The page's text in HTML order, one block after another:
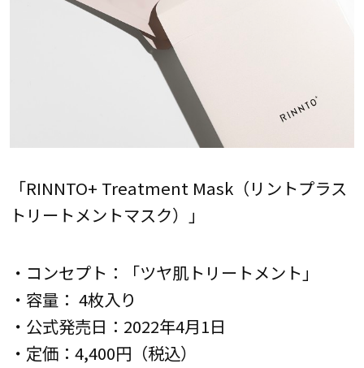
「RINNTO+ Treatment Mask（リントプラス
トリートメントマスク）」
・コンセプト：「ツヤ肌トリートメント」
・容量： 4枚入り
・公式発売日：2022年4月1日
・定価：4,400円（税込）